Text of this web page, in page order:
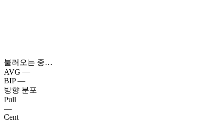
불러오는 중…
AVG —
BIP —
방향 분포
Pull
—
Cent